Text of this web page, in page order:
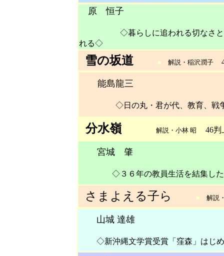
原 恒子
◇暮らしに追われる切なさと、
れる◇
雪の坂道 解説・稲沢潤子
能島龍三
◇日の丸・君が代、教育、戦
分水嶺 解説・ 小林 昭 46判
宮城 肇
◇３６年の教員生活を結集した
さまよえる子ら 解説
山城 達雄
◇新沖縄文学賞受賞「窪森」はじ